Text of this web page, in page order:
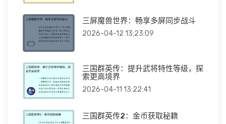
三屏魔兽世界：畅享多屏同步战斗
2026-04-12 13:23:09
三国群英传：提升武将特性等级，探
索更高境界
2026-04-11 13:22:41
三国群英传2：金币获取秘籍